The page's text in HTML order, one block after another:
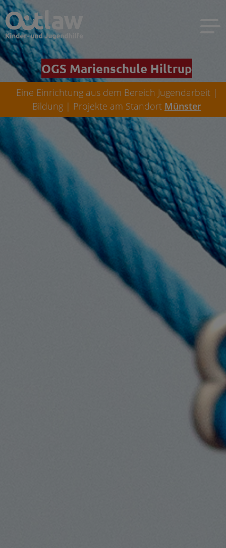
OGS Marienschule Hiltrup
Eine Einrichtung aus dem Bereich Jugendarbeit |
Bildung | Projekte am Standort Münster